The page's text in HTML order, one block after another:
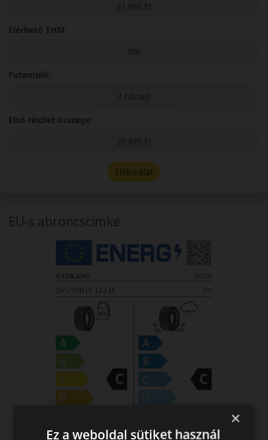
81 980 Ft
Elérhető THM:
0%
Futamidő:
3 hónap
Első részlet összege:
20 495 Ft
Előbírálat
EU-s abroncscímke
×
Ez a weboldal sütiket használ